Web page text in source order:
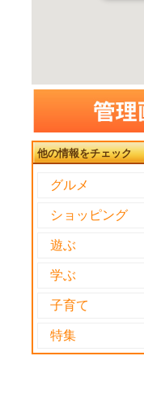
他の情報をチェック
グルメ
ショッピング
遊ぶ
学ぶ
子育て
特集